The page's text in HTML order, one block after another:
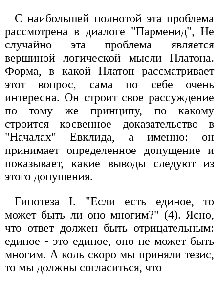
С наибольшей полнотой эта проблема
рассмотрена в диалоге "Парменид", Не
случайно эта проблема является
вершиной логической мысли Платона.
Форма, в какой Платон рассматривает
этот вопрос, сама по себе очень
интересна. Он строит свое рассуждение
по тому же принципу, по какому
строится косвенное доказательство в
"Началах" Евклида, а именно: он
принимает определенное допущение и
показывает, какие выводы следуют из
этого допущения.
Гипотеза I. "Если есть единое, то
может быть ли оно многим?" (4). Ясно,
что ответ должен быть отрицательным:
единое - это единое, оно не может быть
многим. А коль скоро мы приняли тезис,
то мы должны согласиться, что